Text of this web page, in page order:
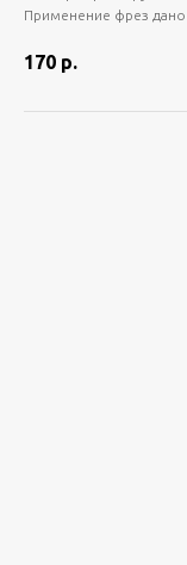
Применение фрез дано
170 р.